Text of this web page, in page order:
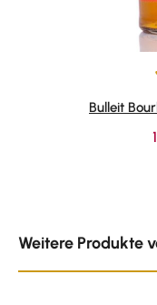
Durchschnittliche
Bulleit
Weitere Produkte